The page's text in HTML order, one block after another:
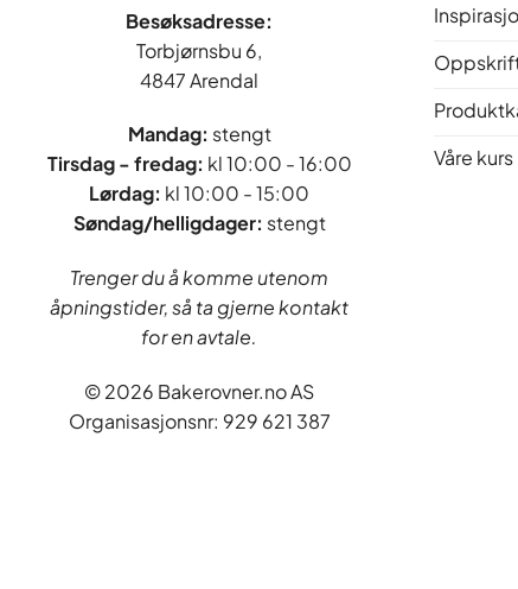
Besøksadresse:
Torbjørnsbu 6,
4847 Arendal
Mandag: stengt
Tirsdag - fredag: kl 10:00 - 16:00
Lørdag: kl 10:00 - 15:00
Søndag/helligdager: stengt
Trenger du å komme utenom
åpningstider, så ta gjerne kontakt
for en avtale.
© 2026 Bakerovner.no AS
Organisasjonsnr: 929 621 387
Våre kurs